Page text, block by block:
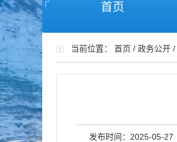
首页
当前位置： 首页 / 政务公开 /
发布时间：2025-05-27